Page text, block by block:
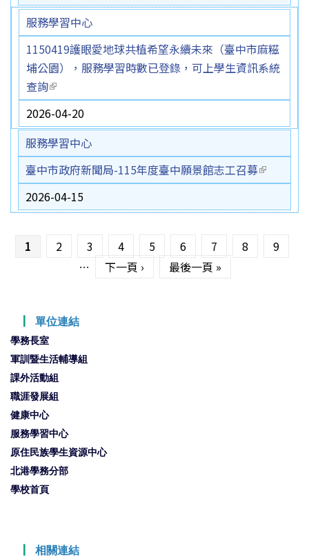
服務學習中心
1150419護眼愛地球共植希望永續未來（臺中市麻糍
埔公園），服務學習時數已登錄，可上學生資訊系統
查詢(link is external)
2026-04-20
服務學習中心
臺中市政府新聞局-115年度臺中願景館志工召募(link is
external)
2026-04-15
1 2 3 4 5 6 7 8
9
…
下一頁 › 最後一頁 »
┃ 單位連結
學務長室
軍訓暨生活輔導組
課外活動組
職涯發展組
健康中心
服務學習中心
原住民族學生資源中心
北港學務分部
學校首頁
┃ 相關連結